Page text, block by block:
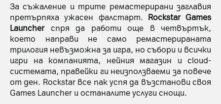
За съжаление и трите ремастерирани заглавия
претърпяха ужасен фалстарт. Rockstar Games
Launcherспря да работи още в четвъртък,
което направи не само ремастерираната
трилогия невъзможна за игра, но събори и всички
игри на компанията, нейния магазин и cloud-
системата, правейки ги неизползваеми за повече
от ден. Rockstar все пак успя да възстанови своя
Games Launcher и останалите услуги снощи.